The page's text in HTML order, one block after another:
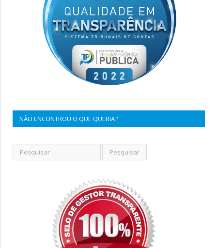
NÃO ENCONTROU O QUE QUERIA?